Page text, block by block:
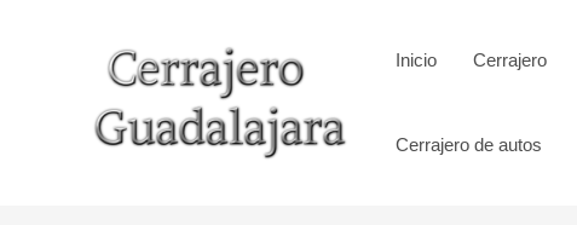
Inicio Cerrajero
Cerrajero de autos